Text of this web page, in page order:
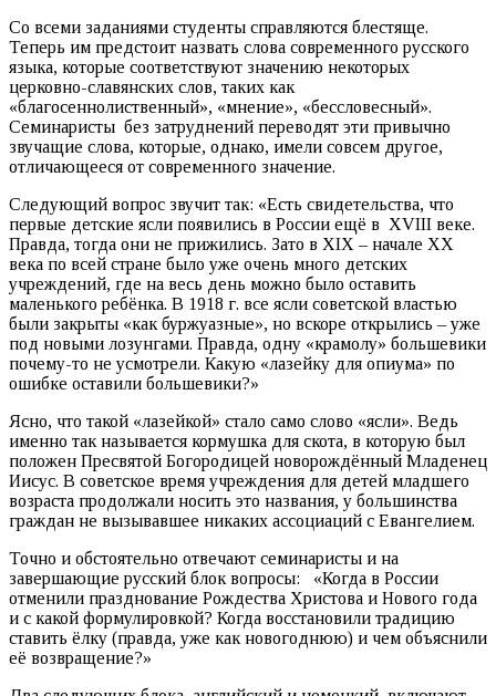
Со всеми заданиями студенты справляются блестяще.
Теперь им предстоит назвать слова современного русского
языка, которые соответствуют значению некоторых
церковно-славянских слов, таких как
«благосеннолиственный», «мнение», «бессловесный».
Семинаристы без затруднений переводят эти привычно
звучащие слова, которые, однако, имели совсем другое,
отличающееся от современного значение.
Следующий вопрос звучит так: «Есть свидетельства, что
первые детские ясли появились в России ещё в XVIII веке.
Правда, тогда они не прижились. Зато в XIX – начале XX
века по всей стране было уже очень много детских
учреждений, где на весь день можно было оставить
маленького ребёнка. В 1918 г. все ясли советской властью
были закрыты «как буржуазные», но вскоре открылись – уже
под новыми лозунгами. Правда, одну «крамолу» большевики
почему-то не усмотрели. Какую «лазейку для опиума» по
ошибке оставили большевики?»
Ясно, что такой «лазейкой» стало само слово «ясли». Ведь
именно так называется кормушка для скота, в которую был
положен Пресвятой Богородицей новорождённый Младенец
Иисус. В советское время учреждения для детей младшего
возраста продолжали носить это названия, у большинства
граждан не вызывавшее никаких ассоциаций с Евангелием.
Точно и обстоятельно отвечают семинаристы и на
завершающие русский блок вопросы: «Когда в России
отменили празднование Рождества Христова и Нового года
и с какой формулировкой? Когда восстановили традицию
ставить ёлку (правда, уже как новогоднюю) и чем объяснили
её возвращение?»